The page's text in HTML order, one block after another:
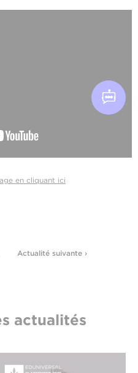
en cliquant ici
Actualité suivante ›
actualités